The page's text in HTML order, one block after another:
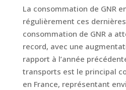
La consommation de GNR
régulièrement ces
consommation de GNR a
record, avec une
rapport à l’année
transports est le principal
en France, représentant